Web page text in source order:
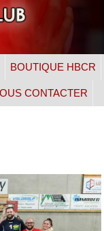
BOUTIQUE HBCR
CONTACTER